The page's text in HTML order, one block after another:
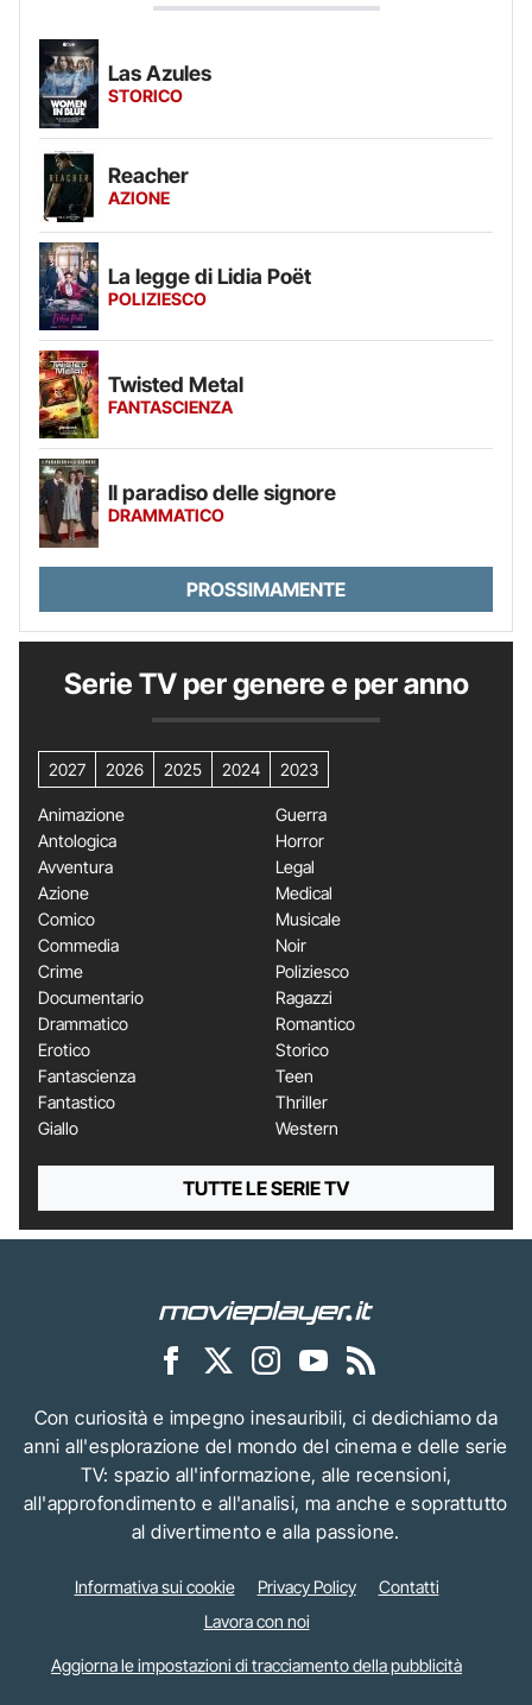
Las Azules
STORICO
Reacher
AZIONE
La legge di Lidia Poët
POLIZIESCO
Twisted Metal
FANTASCIENZA
Il paradiso delle signore
DRAMMATICO
PROSSIMAMENTE
Serie TV per genere e per anno
2027 2026 2025 2024 2023
Animazione
Antologica
Avventura
Azione
Comico
Commedia
Crime
Documentario
Drammatico
Erotico
Fantascienza
Fantastico
Giallo
Guerra
Horror
Legal
Medical
Musicale
Noir
Poliziesco
Ragazzi
Romantico
Storico
Teen
Thriller
Western
TUTTE LE SERIE TV
Con curiosità e impegno inesauribili, ci dedichiamo da
anni all'esplorazione del mondo del cinema e delle serie
TV: spazio all'informazione, alle recensioni,
all'approfondimento e all'analisi, ma anche e soprattutto
al divertimento e alla passione.
Informativa sui cookie Privacy Policy
Contatti
Lavora con noi
Aggiorna le impostazioni di tracciamento della pubblicità